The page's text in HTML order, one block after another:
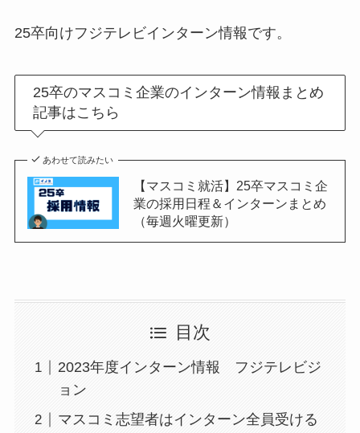
25卒向けフジテレビインターン情報です。
25卒のマスコミ企業のインターン情報まとめ
記事はこちら
あわせて読みたい
【マスコミ就活】25卒マスコミ企
業の採用日程＆インターンまとめ
（毎週火曜更新）
目次
2023年度インターン情報 フジテレビジ
ョン
マスコミ志望者はインターン全員受ける